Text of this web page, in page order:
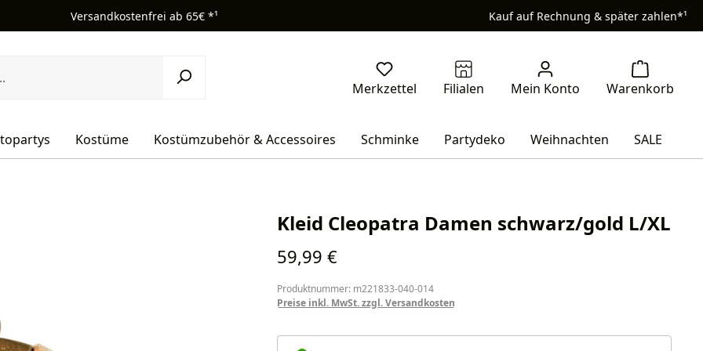
Versandkostenfrei ab 65€ *¹ Kauf auf Rechnung & später zahlen*¹
Kostüme Kostümzubehör & Accessoires Schminke Partydeko Weihnachten SALE
Kleid Cleopatra Damen schwarz/gold L/XL
Regulärer Preis:
59,99 €
Produktnummer: m221833-040-014
Preise inkl. MwSt. zzgl. Versandkosten